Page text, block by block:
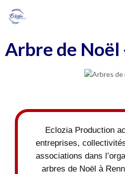
Arbre de Noël
Eclozia Production
entreprises,
associations dans
arbres de Noël à